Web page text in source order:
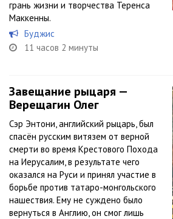
грань жизни и творчества Теренса
Маккенны.
Буджис
11 часов 2 минуты
Завещание рыцаря —
Верещагин Олег
Сэр Энтони, английский рыцарь, был
спасён русским витязем от верной
смерти во время Крестового Похода
на Иерусалим, в результате чего
оказался на Руси и принял участие в
борьбе против татаро-монгольского
нашествия. Ему не суждено было
вернуться в Англию, он смог лишь